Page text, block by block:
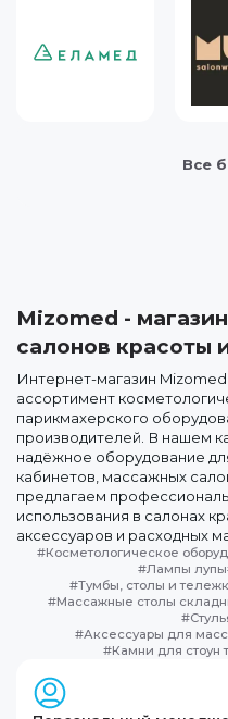
Все
Mizomed -
салонов красоты
Интернет-магазин
ассортимент
парикмахерского
производителей. В нашем
надёжное оборудование
кабинетов, массажных
предлагаем
использования в салонах
аксессуаров и расходных
#Косметологическое
#Лампы лупы
#Тумбы, столы и
#Массажные столы
#
#Аксессуары для
#Камни для стоун